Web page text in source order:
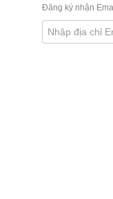
Đăng ký nhận